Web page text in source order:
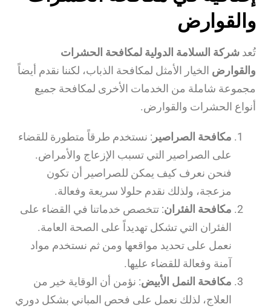
والقوارض
تُعد شركة السلامة الدولية لمكافحة الحشرات
والقوارض الخيار الأمثل لمكافحة الذباب، لكننا نقدم أيضاً
مجموعة شاملة من الخدمات الأخرى لمكافحة جميع
أنواع الحشرات والقوارض.
مكافحة الصراصير : نستخدم طرقاً متطورة للقضاء
على الصراصير التي تسبب الإزعاج والأمراض.
فنحن نعرف كيف يمكن للصراصير أن تكون
مزعجة، ولذلك نقدم حلولا سريعة وفعالة.
مكافحة الفئران: تتخصص خدماتنا في القضاء على
الفئران التي تشكل تهديداً على الصحة العامة.
نعمل على تحديد مواقعها ومن ثم نستخدم مواد
آمنة وفعالة للقضاء عليها.
مكافحة النمل الأبيض: نؤمن أن الوقاية خير من
العلاج، لذلك نعمل على فحص المباني بشكل دوري